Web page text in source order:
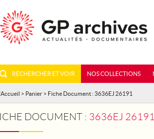
RECHERCHER ET VOIR NOS COLLECTIONS
Accueil > Panier > Fiche Document : 3636EJ 26191
DOCUMENT : 3636EJ 26191